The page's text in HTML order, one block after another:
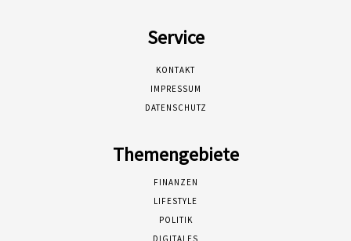
Service
KONTAKT
IMPRESSUM
DATENSCHUTZ
Themengebiete
FINANZEN
LIFESTYLE
POLITIK
DIGITALES